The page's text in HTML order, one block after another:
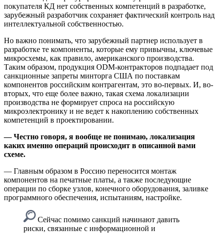
покупателя КД нет собственных компетенций в разработке,
зарубежный разработчик сохраняет фактический контроль над
интеллектуальной собственностью.
Но важно понимать, что зарубежный партнер использует в
разработке те компоненты, которые ему привычны, ключевые
микросхемы, как правило, американского производства.
Таким образом, продукция ODM-контракторов подпадает под
санкционные запреты минторга США по поставкам
компонентов российским контрагентам, это во-первых. И, во-
вторых, что еще более важно, такая схема локализации
производства не формирует спроса на российскую
микроэлектронику и не ведет к накоплению собственных
компетенций в проектировании.
— Честно говоря, я вообще не понимаю, локализация
каких именно операций происходит в описанной вами
схеме.
— Главным образом в Россию переносится монтаж
компонентов на печатные платы, а также последующие
операции по сборке узлов, конечного оборудования, заливке
программного обеспечения, испытаниям, настройке.
Сейчас помимо санкций начинают давить
риски, связанные с информационной и